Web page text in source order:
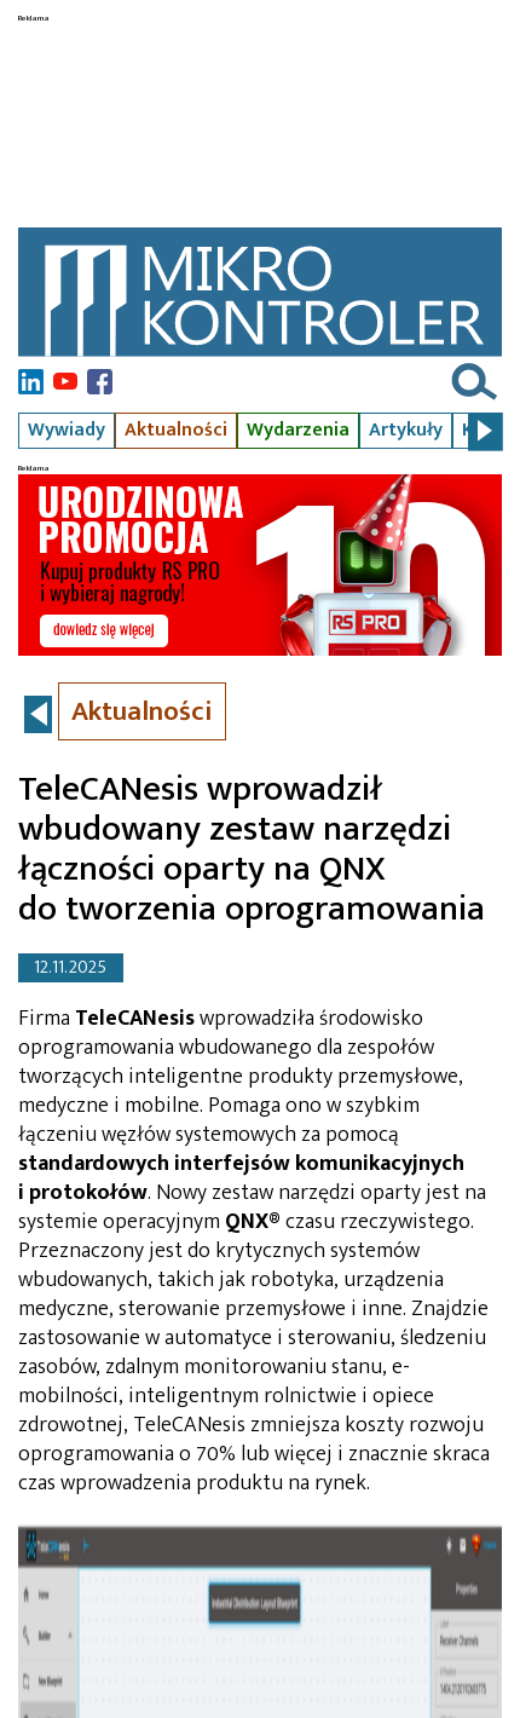
Wywiady Aktualności Wydarzenia Artykuły Kursy
Aktualności
TeleCANesis wprowadził
wbudowany zestaw narzędzi
łączności oparty na QNX
do tworzenia oprogramowania
12.11.2025
Firma TeleCANesiswprowadziła środowisko
oprogramowania wbudowanego dla zespołów
tworzących inteligentne produkty przemysłowe,
medyczne i mobilne. Pomaga ono w szybkim
łączeniu węzłów systemowych za pomocą
standardowych interfejsów komunikacyjnych
i protokołów. Nowy zestaw narzędzi oparty jest na
systemie operacyjnym QNX®czasu rzeczywistego.
Przeznaczony jest do krytycznych systemów
wbudowanych, takich jak robotyka, urządzenia
medyczne, sterowanie przemysłowe i inne. Znajdzie
zastosowanie w automatyce i sterowaniu, śledzeniu
zasobów, zdalnym monitorowaniu stanu, e-
mobilności, inteligentnym rolnictwie i opiece
zdrowotnej, TeleCANesis zmniejsza koszty rozwoju
oprogramowania o 70% lub więcej i znacznie skraca
czas wprowadzenia produktu na rynek.